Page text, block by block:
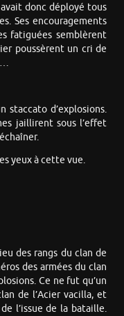
donc déployé tous
Ses encouragements
fatiguées semblèrent
poussèrent un cri de
d’explosions.
jaillirent sous l’effet
yeux à cette vue.
des rangs du clan de
des armées du clan
Ce ne fut qu’un
de l’Acier vacilla, et
l’issue de la bataille.